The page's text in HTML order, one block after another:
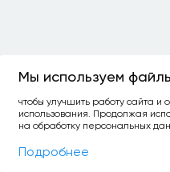
Фильтры
Мы используем
чтобы улучшить работу сайта и
использования. Продолжая
на обработку персональных
Подробнее